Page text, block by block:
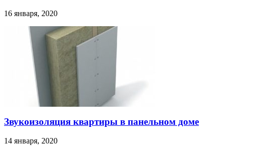
16 января, 2020
Звукоизоляция квартиры в панельном доме
14 января, 2020